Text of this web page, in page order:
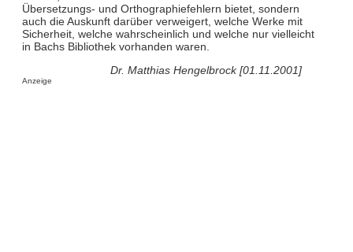
Übersetzungs- und Orthographiefehlern bietet, sondern
auch die Auskunft darüber verweigert, welche Werke mit
Sicherheit, welche wahrscheinlich und welche nur vielleicht
in Bachs Bibliothek vorhanden waren.
Dr. Matthias Hengelbrock [01.11.2001]
Anzeige